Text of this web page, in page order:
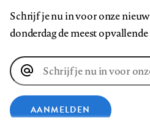
Schrijf je nu in voor onze
donderdag de meest
E-
mailadres
AANMELDEN